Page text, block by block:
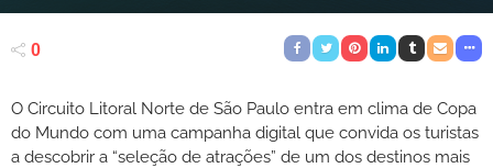
0
O Circuito Litoral Norte de São Paulo entra em clima de Copa
do Mundo com uma campanha digital que convida os turistas
a descobrir a “seleção de atrações” de um dos destinos mais